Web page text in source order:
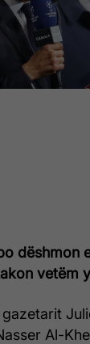
dëshmon
vetëm
Al-